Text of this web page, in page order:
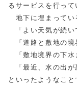
るサービスを行って
地下に埋まってい
「よい天気が続い
「道路と敷地の境
「敷地境界の下水
「最近、水の出が
といったようなこと